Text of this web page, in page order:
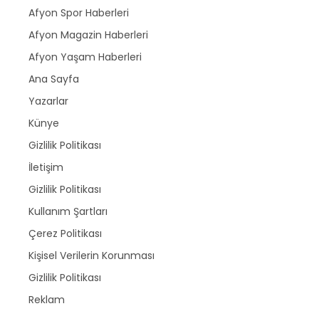
Afyon Spor Haberleri
Afyon Magazin Haberleri
Afyon Yaşam Haberleri
Ana Sayfa
Yazarlar
Künye
Gizlilik Politikası
İletişim
Gizlilik Politikası
Kullanım Şartları
Çerez Politikası
Kişisel Verilerin Korunması
Gizlilik Politikası
Reklam